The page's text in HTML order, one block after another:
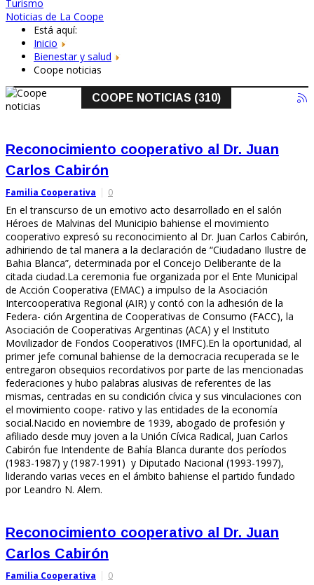
Turismo
Noticias de La Coope
Está aquí:
Inicio
Bienestar y salud
Coope noticias
COOPE NOTICIAS (310)
Reconocimiento cooperativo al Dr. Juan
Carlos Cabirón
Familia Cooperativa 0
En el transcurso de un emotivo acto desarrollado en el salón
Héroes de Malvinas del Municipio bahiense el movimiento
cooperativo expresó su reconocimiento al Dr. Juan Carlos Cabirón,
adhiriendo de tal manera a la declaración de “Ciudadano Ilustre de
Bahia Blanca”, determinada por el Concejo Deliberante de la
citada ciudad.La ceremonia fue organizada por el Ente Municipal
de Acción Cooperativa (EMAC) a impulso de la Asociación
Intercooperativa Regional (AIR) y contó con la adhesión de la
Federa- ción Argentina de Cooperativas de Consumo (FACC), la
Asociación de Cooperativas Argentinas (ACA) y el Instituto
Movilizador de Fondos Cooperativos (IMFC).En la oportunidad, al
primer jefe comunal bahiense de la democracia recuperada se le
entregaron obsequios recordativos por parte de las mencionadas
federaciones y hubo palabras alusivas de referentes de las
mismas, centradas en su condición cívica y sus vinculaciones con
el movimiento coope- rativo y las entidades de la economía
social.Nacido en noviembre de 1939, abogado de profesión y
afiliado desde muy joven a la Unión Cívica Radical, Juan Carlos
Cabirón fue Intendente de Bahía Blanca durante dos períodos
(1983-1987) y (1987-1991) y Diputado Nacional (1993-1997),
liderando varias veces en el ámbito bahiense el partido fundado
por Leandro N. Alem.
Reconocimiento cooperativo al Dr. Juan
Carlos Cabirón
Familia Cooperativa 0